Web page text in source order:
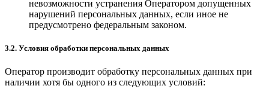
невозможности устранения Оператором допущенных
нарушений персональных данных, если иное не
предусмотрено федеральным законом.
3.2. Условия обработки персональных данных
Оператор производит обработку персональных данных при
наличии хотя бы одного из следующих условий: